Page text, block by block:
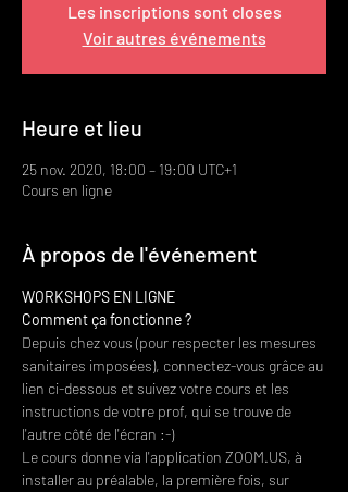
Les inscriptions sont closes
Voir autres événements
Heure et lieu
25 nov. 2020, 18:00 – 19:00 UTC+1
Cours en ligne
À propos de l'événement
WORKSHOPS EN LIGNE
Comment ça fonctionne ?
Depuis chez vous (pour respecter les mesures
sanitaires imposées), connectez-vous grâce au
lien ci-dessous et suivez votre cours et les
instructions de votre prof, qui se trouve de
l'autre côté de l'écran :-)
Le cours donne via l'application ZOOM.US, à
installer au préalable, la première fois, sur